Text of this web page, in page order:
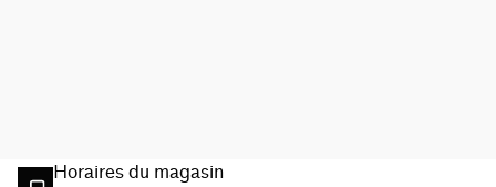
Horaires du magasin